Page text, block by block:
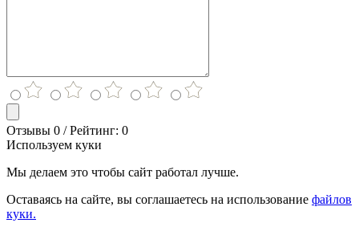
Отзывы 0 / Рейтинг: 0
Используем куки
Мы делаем это чтобы сайт работал лучше.
Оставаясь на сайте, вы соглашаетесь на использование файлов
куки.